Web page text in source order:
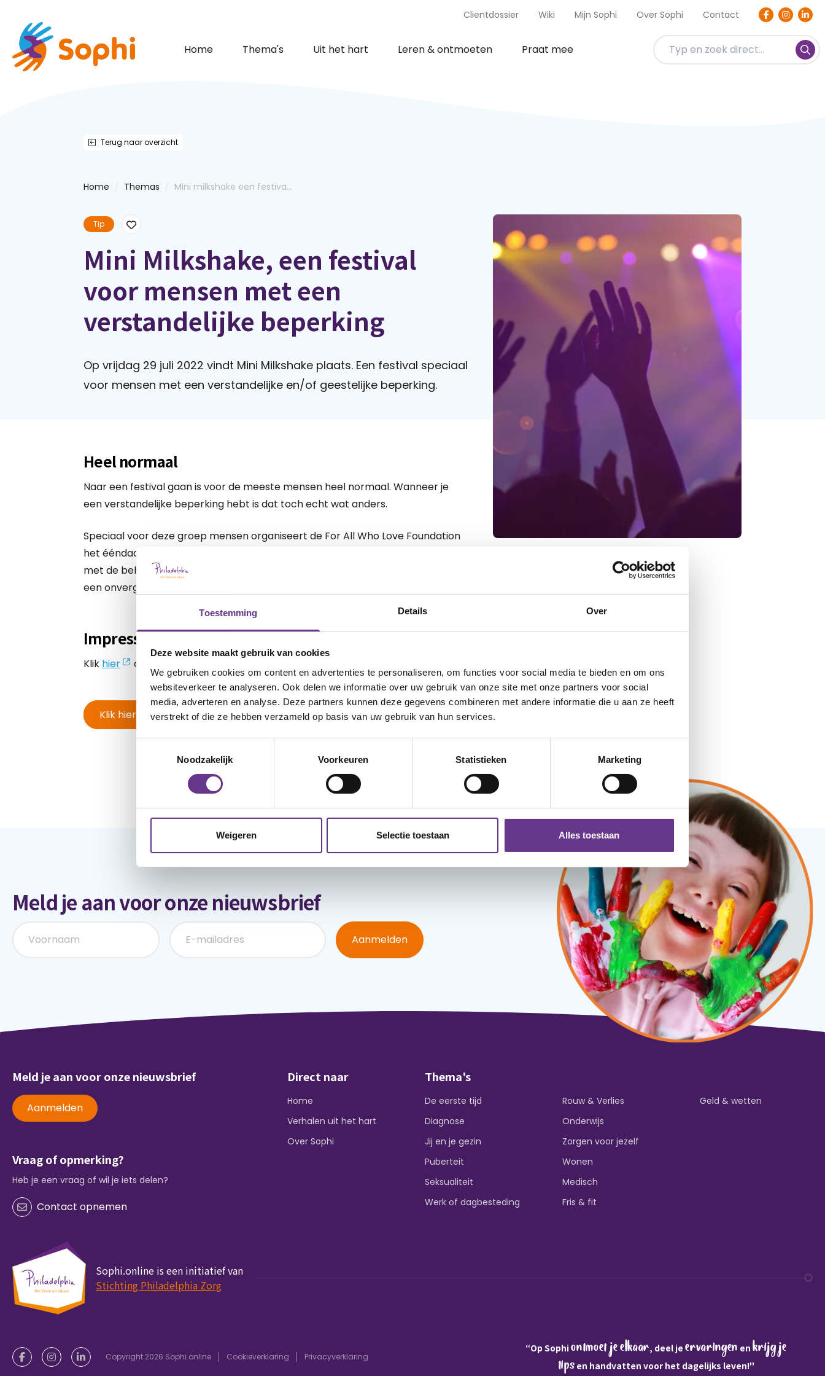
Toestemming Details Over
Deze website maakt gebruik van cookies
We gebruiken cookies om content en advertenties te personaliseren, om functies voor social media te bieden en om ons
websiteverkeer te analyseren. Ook delen we informatie over uw gebruik van onze site met onze partners voor social
media, adverteren en analyse. Deze partners kunnen deze gegevens combineren met andere informatie die u aan ze heeft
verstrekt of die ze hebben verzameld op basis van uw gebruik van hun services.
Noodzakelijk
Voorkeuren Statistieken Marketing
Weigeren Selectie toestaan Alles toestaan
Clientdossier Wiki Mijn Sophi Over Sophi Contact
Home Thema's Uit het hart Leren & ontmoeten Praat mee
Terug naar overzicht
Home Themas Mini milkshake een festiva...
Tip
Mini Milkshake, een festival
voor mensen met een
verstandelijke beperking
Op vrijdag 29 juli 2022 vindt Mini Milkshake plaats. Een festival speciaal
voor mensen met een verstandelijke en/of geestelijke beperking.
Heel normaal
Naar een festival gaan is voor de meeste mensen heel normaal. Wanneer je
een verstandelijke beperking hebt is dat toch echt wat anders.
Speciaal voor deze groep mensen organiseert de For All Who Love Foundation
het ééndaagse festival 'Mini Milkshake'. Op dit festival wordt rekening gehouden
met de behoeften van mensen met een verstandelijke beperking om hen zo
een onvergetelijke ervaring te bezorgen.
Impressie
Klik hier om alvast een indruk te krijgen van het festival Mini Milkshake.
Klik hier voor meer informatie of het kopen van tickets
Meld je aan voor onze nieuwsbrief
Aanmelden
Meld je aan voor onze nieuwsbrief
Aanmelden
Vraag of opmerking?
Heb je een vraag of wil je iets delen?
Contact opnemen
Direct naar
Home
Verhalen uit het hart
Over Sophi
Thema's
De eerste tijd
Diagnose
Jij en je gezin
Puberteit
Seksualiteit
Werk of dagbesteding
Rouw & Verlies
Onderwijs
Zorgen voor jezelf
Wonen
Medisch
Fris & fit
Geld & wetten
Sophi.online is een initiatief van
Stichting Philadelphia Zorg
Copyright 2026 Sophi.online Cookieverklaring Privacyverklaring
“Op Sophiontmoet je elkaar, deel jeervaringen enkrijg je
tips en handvatten voor het dagelijks leven!"